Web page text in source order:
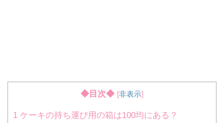
◆目次◆ [非表示]
1 ケーキの持ち運び用の箱は100均にある？